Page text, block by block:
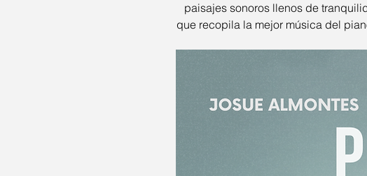
paisajes sonoros llenos de
que recopila la mejor música del